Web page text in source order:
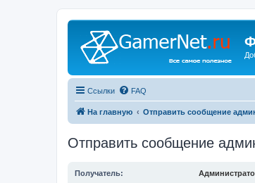
Ссылки FAQ
На главную Отправить сообщение
Отправить сообщение
Получатель: